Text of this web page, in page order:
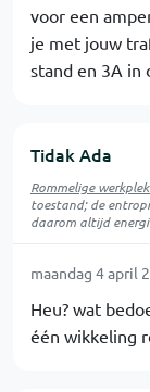
voor een
je met jouw
stand en 3A in
Tidak Ada
Rommelige
toestand; de
daarom altijd
maandag 4 april
Heu? wat
één wikkeling